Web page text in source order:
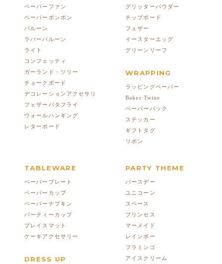
ペーパーファン
ペーパーポンポン
バルーン
ラバーバルーン
ライト
コンフェッティ
ガーランド・ツリー
チョークボード
デコレーションアクセサリ
フェザーバタフライ
ウォールハンギング
レターボード
グリッターパウダー
チップボード
フェザー
イースターエッグ
グリーンリーフ
WRAPPING
ラッピングペーパー
Baker Twine
ペーパーバック
ステッカー
ギフトタグ
リボン
TABLEWARE
ペーパープレート
ペーパーカップ
ペーパーナプキン
パーティーカップ
プレイスマット
ケーキアクセサリー
DRESS UP
PARTY THEME
バースデー
ユニコーン
スペース
プリンセス
マーメイド
レインボー
フラミンゴ
アイスクリーム